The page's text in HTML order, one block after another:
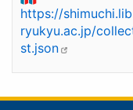
https://
ryukyu.ac.jp/
st.json